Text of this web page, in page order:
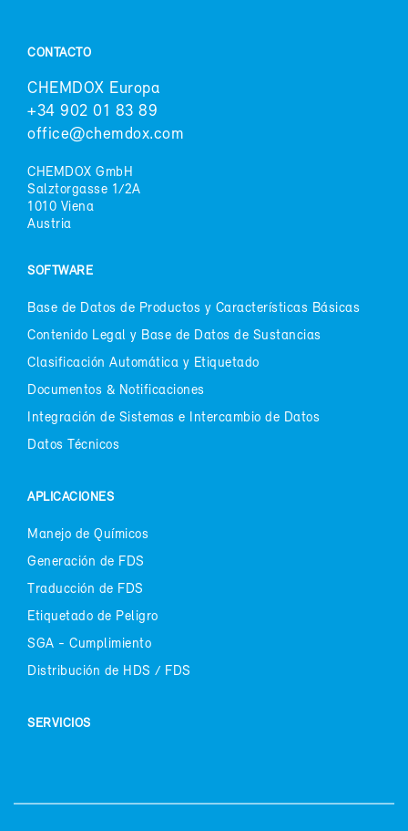
CON­TAC­TO
CHEM­DOX Eu­ro­pa
+34 902 01 83 89
of­fi­ce@chem­dox.com
CHEM­DOX GmbH
Salz­tor­gas­se 1/2A
1010 Vie­na
Aus­tria
SOFT­WA­RE
Ba­se de Da­tos de Pro­duc­tos y Ca­rac­te­rís­ti­cas Bá­si­cas
Con­te­ni­do Le­gal y Ba­se de Da­tos de Sus­tan­cias
Cla­si­fi­ca­ción Au­to­má­ti­ca y Eti­que­ta­do
Do­cu­men­tos & No­ti­fi­ca­cio­nes
In­te­gra­ción de Sis­te­mas e In­ter­cam­bio de Da­tos
Da­tos Téc­ni­cos
APLI­CA­CIO­NES
Ma­ne­jo de Quí­mi­cos
Ge­ne­ra­ción de FDS
Tra­duc­ción de FDS
Eti­que­ta­do de Pe­li­gro
SGA - Cum­pli­mien­to
Dis­tri­bu­ción de HDS / FDS
SER­VI­CIOS